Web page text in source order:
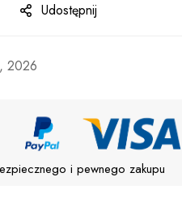
Udostępnij
2026
i pewnego zakupu